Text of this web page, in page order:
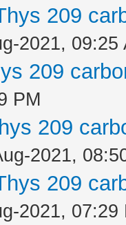
209
2021, 09:25
209
PM
209
2021,
209
2021, 07:29